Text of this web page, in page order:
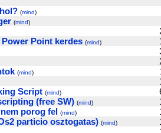
(mind)
(mind)
Point kerdes (mind)
(mind)
Script (mind)
(free SW) (mind)
porog fel (mind)
particio osztogatas) (mind)